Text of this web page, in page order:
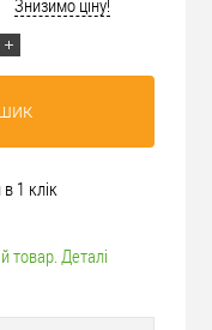
Знизимо ціну!
1 клік
товар. Деталі